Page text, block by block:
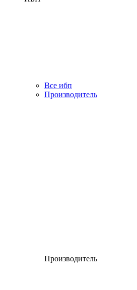
Все ибп
Производитель
Производитель